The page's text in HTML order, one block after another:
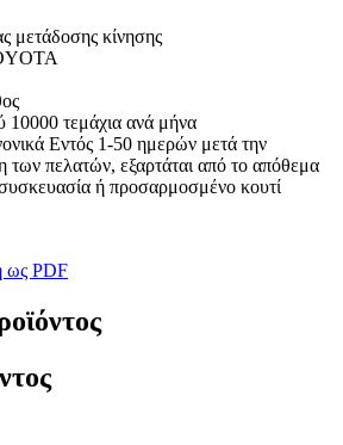
μετάδοσης κίνησης
10000 τεμάχια ανά μήνα
Εντός 1-50 ημερών μετά την
των πελατών, εξαρτάται από το απόθεμα
ή προσαρμοσμένο κουτί
ως PDF